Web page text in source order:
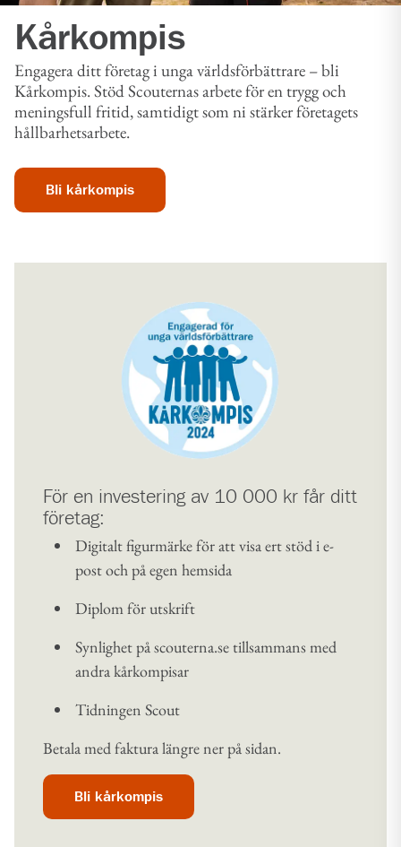
Kårkompis
Engagera ditt företag i unga världsförbättrare – bli
Kårkompis. Stöd Scouternas arbete för en trygg och
meningsfull fritid, samtidigt som ni stärker företagets
hållbarhetsarbete.
Bli kårkompis
För en investering av 10 000 kr får ditt
företag:
Digitalt figurmärke för att visa ert stöd i e-
post och på egen hemsida
Diplom för utskrift
Synlighet på scouterna.se tillsammans med
andra kårkompisar
Tidningen Scout
Betala med faktura längre ner på sidan.
Bli kårkompis